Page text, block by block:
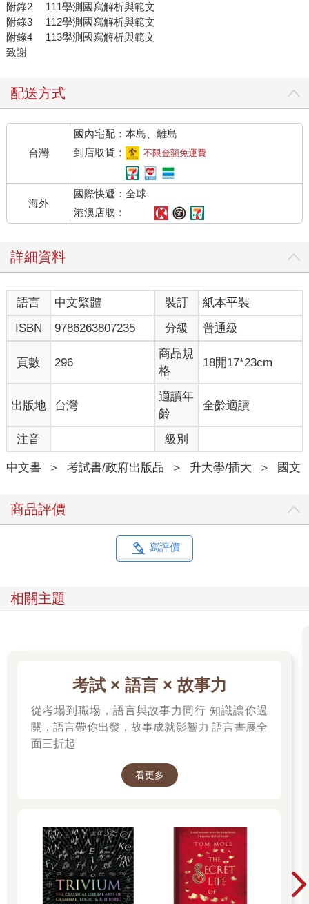
附錄2 111學測國寫解析與範文
附錄3 112學測國寫解析與範文
附錄4 113學測國寫解析與範文
致謝
配送方式
台灣
國內宅配：本島、離島
到店取貨：
不限金額免運費
海外
國際快遞：全球
港澳店取：
詳細資料
語言 中文繁體 裝訂
紙本平裝
ISBN
9786263807235 分級 普通級
頁數 296
商品規
格
18開17*23cm
出版地 台灣
適讀年
齡
全齡適讀
注音 級別
中文書 ＞ 考試書/政府出版品 ＞ 升大學/插大 ＞ 國文
商品評價
寫評價
相關主題
考試 × 語言 × 故事力
從考場到職場，語言與故事力同行 知識讓你過
關，語言帶你出發，故事成就影響力 語言書展全
面三折起
看更多